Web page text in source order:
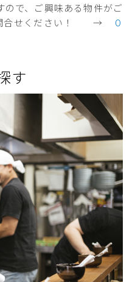
で、ご興味ある物件がご
問合せください！ →
０
す